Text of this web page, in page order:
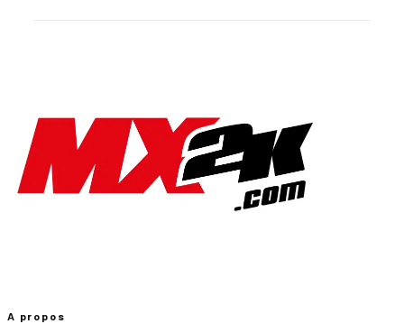
A propos